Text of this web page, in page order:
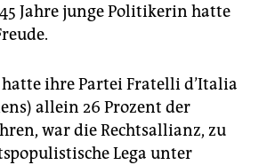
Jahre junge Politikerin hatte
ihre Partei Fratelli d’Italia
allein 26 Prozent der
war die Rechtsallianz, zu
Lega unter